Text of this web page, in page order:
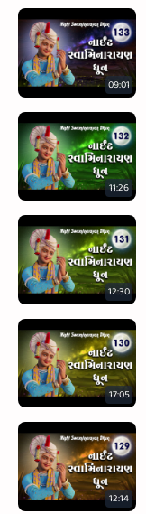
09:01
11:26
12:30
17:05
12:14